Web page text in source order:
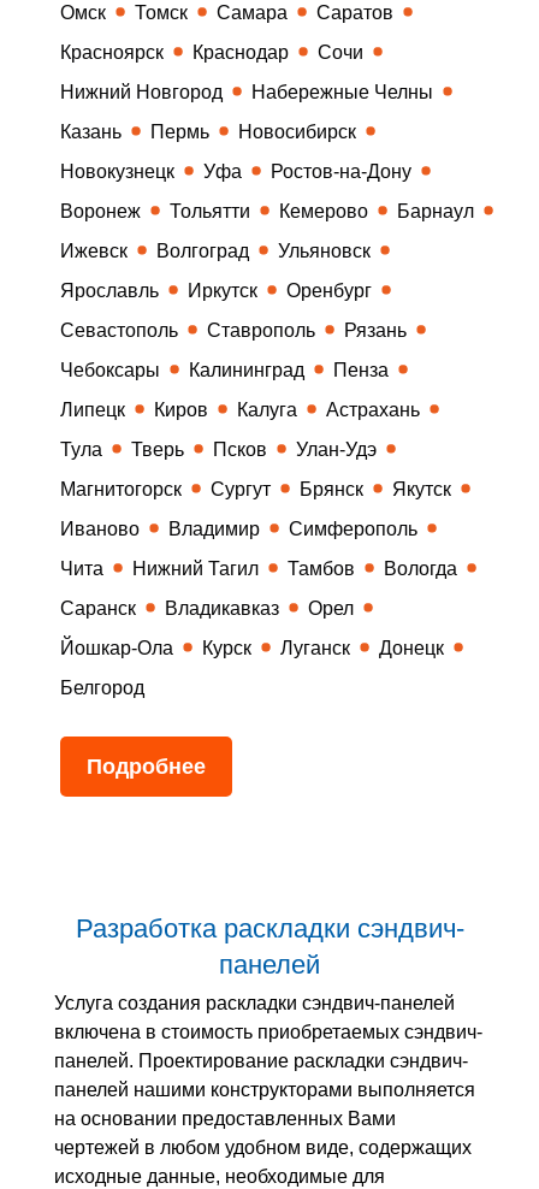
Омск
Томск Самара
Саратов
Красноярск
Краснодар
Сочи
Нижний Новгород
Набережные Челны
Казань
Пермь
Новосибирск
Новокузнецк
Уфа
Ростов-на-Дону
Воронеж
Тольятти Кемерово
Барнаул
Ижевск
Волгоград
Ульяновск
Ярославль
Иркутск
Оренбург
Севастополь
Ставрополь
Рязань
Чебоксары
Калининград
Пенза
Липецк
Киров Калуга
Астрахань
Тула
Тверь Псков
Улан-Удэ
Магнитогорск
Сургут Брянск
Якутск
Иваново
Владимир
Симферополь
Чита
Нижний Тагил Тамбов
Вологда
Саранск
Владикавказ
Орел
Йошкар-Ола
Курск Луганск
Донецк
Белгород
Подробнее
Разработка раскладки сэндвич-
панелей
Услуга создания раскладки сэндвич-панелей
включена в стоимость приобретаемых сэндвич-
панелей. Проектирование раскладки сэндвич-
панелей нашими конструкторами выполняется
на основании предоставленных Вами
чертежей в любом удобном виде, содержащих
исходные данные, необходимые для